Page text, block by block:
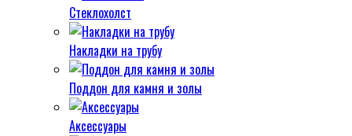
Стеклохолст
Накладки на трубу
Поддон для камня и золы
Аксессуары